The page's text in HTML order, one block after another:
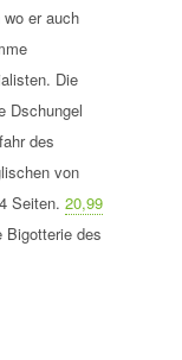
er auch
Die
Dschungel
des
von
Seiten. 20,99
Bigotterie des